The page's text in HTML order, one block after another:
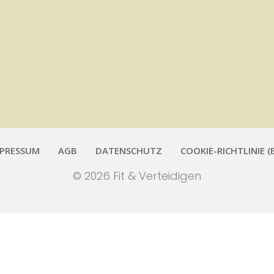
AGB DATENSCHUTZ COOKIE-RICHTLINIE
© 2026 Fit & Verteidigen